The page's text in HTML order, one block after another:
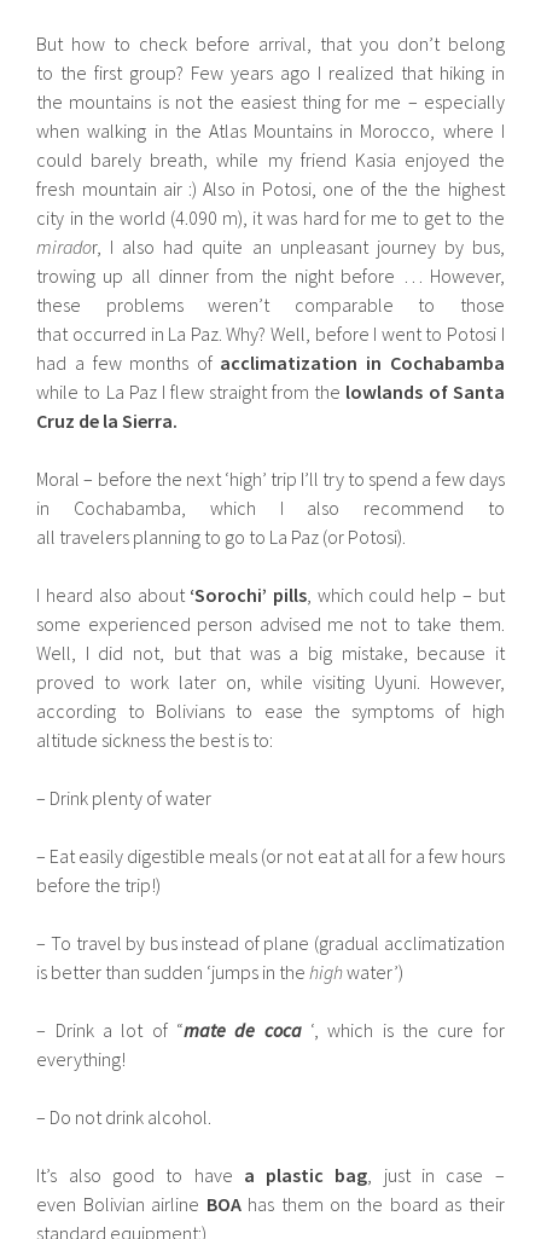
But how to check before arrival, that you don’t belong
to the first group? Few years ago I realized that hiking in
the mountains is not the easiest thing for me – especially
when walking in the Atlas Mountains in Morocco, where I
could barely breath, while my friend Kasia enjoyed the
fresh mountain air :) Also in Potosi, one of the the highest
city in the world (4.090 m), it was hard for me to get to the
mirador, I also had quite an unpleasant journey by bus,
trowing up all dinner from the night before … However,
these problems weren’t comparable to those
that occurred in La Paz. Why? Well, before I went to Potosi I
had a few months of acclimatization in Cochabamba
while to La Paz I flew straight from the lowlands of Santa
Cruz de la Sierra.
Moral – before the next ‘high’ trip I’ll try to spend a few days
in Cochabamba, which I also recommend to
all travelers planning to go to La Paz (or Potosi).
I heard also about ‘Sorochi’ pills, which could help – but
some experienced person advised me not to take them.
Well, I did not, but that was a big mistake, because it
proved to work later on, while visiting Uyuni. However,
according to Bolivians to ease the symptoms of high
altitude sickness the best is to:
– Drink plenty of water
– Eat easily digestible meals (or not eat at all for a few hours
before the trip!)
– To travel by bus instead of plane (gradual acclimatization
is better than sudden ‘jumps in thehighwater’)
– Drink a lot of “mate de coca ‘, which is the cure for
everything!
– Do not drink alcohol.
It’s also good to have a plastic bag, just in case –
even Bolivian airline BOAhas them on the board as their
standard equipment:)